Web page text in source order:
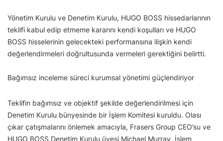
Yönetim Kurulu ve Denetim Kurulu, HUGO BOSS hissedarlarının
teklifi kabul edip etmeme kararını kendi koşulları ve HUGO
BOSS hisselerinin gelecekteki performansına ilişkin kendi
değerlendirmeleri doğrultusunda vermeleri gerektiğini belirtti.
Bağımsız inceleme süreci kurumsal yönetimi güçlendiriyor
Teklifin bağımsız ve objektif şekilde değerlendirilmesi için
Denetim Kurulu bünyesinde bir İşlem Komitesi kuruldu. Olası
çıkar çatışmalarını önlemek amacıyla, Frasers Group CEO’su ve
HUGO BOSS Denetim Kurulu üyesi Michael Murray, İşlem